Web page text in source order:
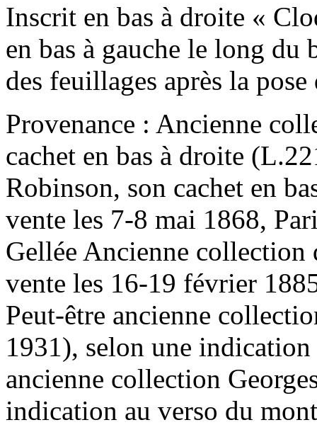
Inscrit en bas à droite «
en bas à gauche le long
des feuillages après la pose
Provenance : Ancienne
cachet en bas à droite
Robinson, son cachet en
vente les 7-8 mai 1868,
Gellée Ancienne
vente les 16-19 février
Peut-être ancienne
1931), selon une
ancienne collection
indication au verso du